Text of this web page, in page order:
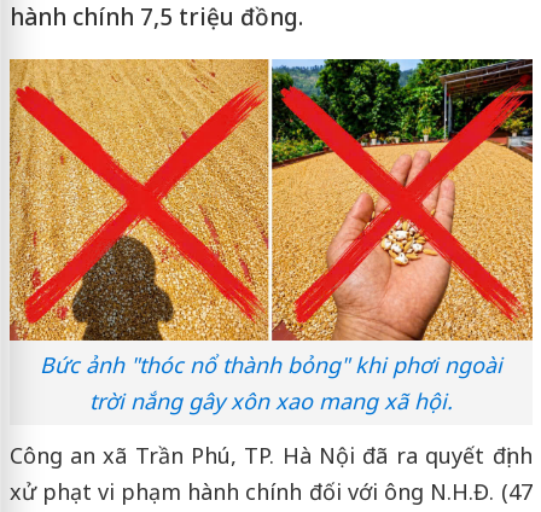
hành chính 7,5 triệu đồng.
Bức ảnh "thóc nổ thành bỏng" khi phơi ngoài
trời nắng gây xôn xao mang xã hội.
Công an xã Trần Phú, TP. Hà Nội đã ra quyết định
xử phạt vi phạm hành chính đối với ông N.H.Đ. (47